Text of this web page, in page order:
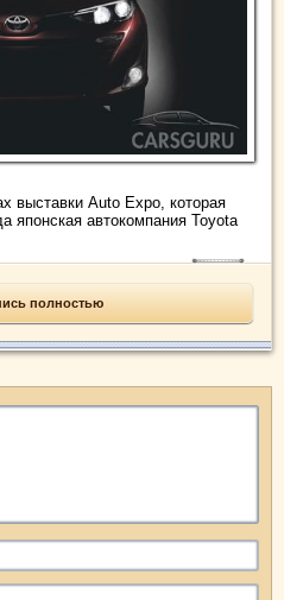
выставки Auto Expo, которая
японская автокомпания Toyota
полностью